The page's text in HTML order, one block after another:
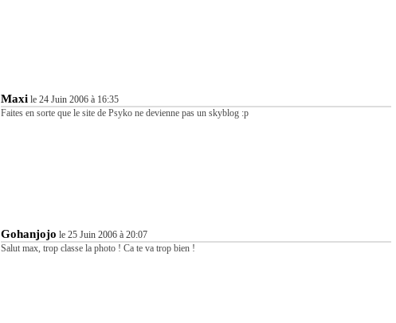
Maxi le 24 Juin 2006 à 16:35
Faites en sorte que le site de Psyko ne devienne pas un skyblog :p
Gohanjojo le 25 Juin 2006 à 20:07
Salut max, trop classe la photo ! Ca te va trop bien !